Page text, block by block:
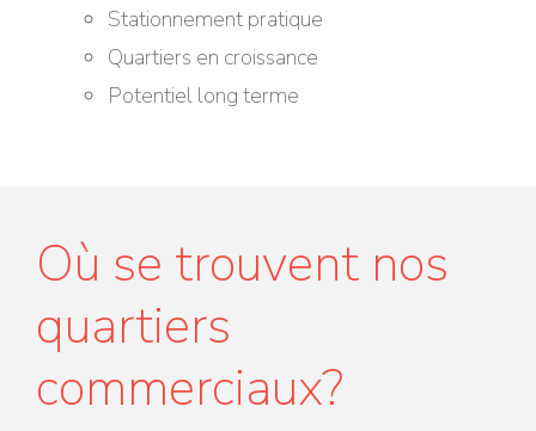
Stationnement pratique
Quartiers en croissance
Potentiel long terme
Où se trouvent nos
quartiers
commerciaux?